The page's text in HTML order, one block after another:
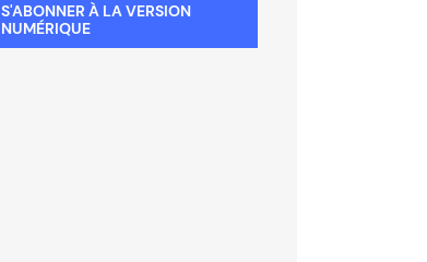
S'ABONNER À LA VERSION
NUMÉRIQUE